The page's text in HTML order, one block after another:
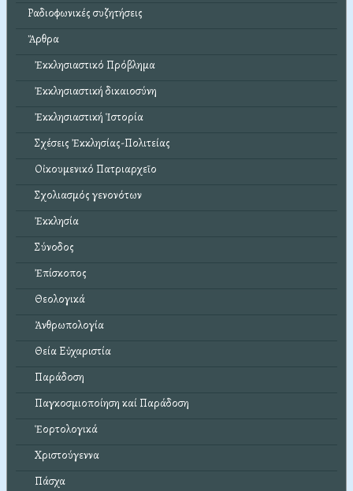
Ραδιοφωνικές συζητήσεις
Ἄρθρα
Ἐκκλησιαστικό Πρόβλημα
Ἐκκλησιαστική δικαιοσύνη
Ἐκκλησιαστική Ἱστορία
Σχέσεις Ἐκκλησίας-Πολιτείας
Οἰκουμενικό Πατριαρχεῖο
Σχολιασμός γενονότων
Ἐκκλησία
Σύνοδος
Ἐπίσκοπος
Θεολογικά
Ἀνθρωπολογία
Θεία Εὐχαριστία
Παράδοση
Παγκοσμιοποίηση καί Παράδοση
Ἑορτολογικά
Χριστούγεννα
Πάσχα